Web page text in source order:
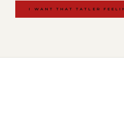
I WANT THAT TATLER